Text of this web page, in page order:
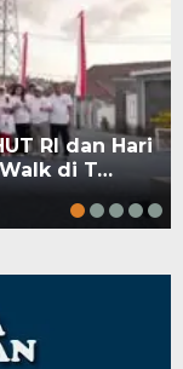
RI dan Hari
di T…